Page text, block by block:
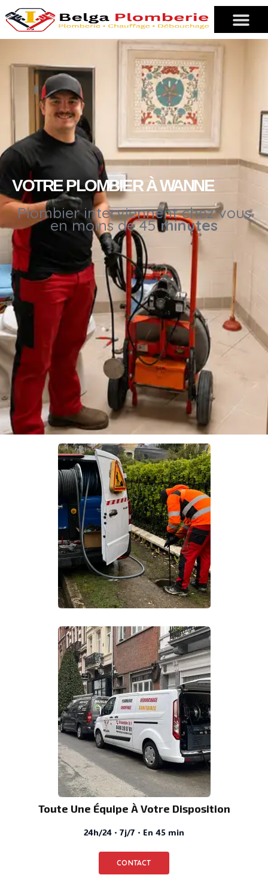
VOTRE PLOMBIER À WANNE
Plombier interviennent chez vous
en moins de 45minutes
Toute Une Équipe À Votre Disposition
24h/24 · 7j/7 · En 45 min
CONTACT